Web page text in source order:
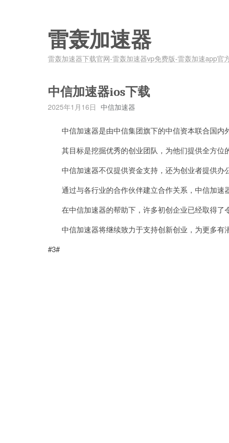
雷轰加速器
雷轰加速器下载官网-雷轰加速器vp免费版-雷轰加速app官
中信加速器ios下载
2025年1月16日 中信加速器
中信加速器是由中信集团旗下的中信资本联合国内
其目标是挖掘优秀的创业团队，为他们提供全方位
中信加速器不仅提供资金支持，还为创业者提供办
通过与各行业的合作伙伴建立合作关系，中信加速
在中信加速器的帮助下，许多初创企业已经取得了
中信加速器将继续致力于支持创新创业，为更多有
#3#